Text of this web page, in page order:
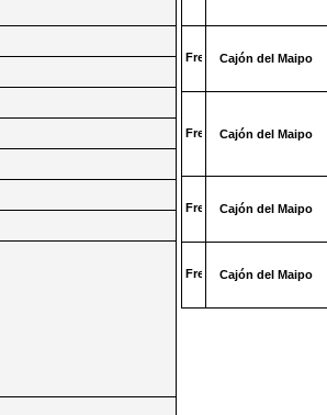
Cajón del Maipo
Cajón del Maipo
Cajón del Maipo
Cajón del Maipo